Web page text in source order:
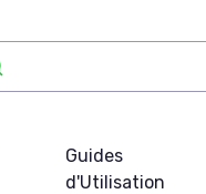
Guides
d'Utilisation